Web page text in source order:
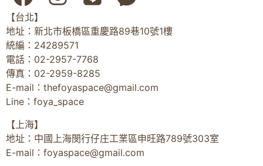
【台北】
地址：新北市板橋區重慶路89巷10號1樓
統編：24289571
電話：02-2957-7768
傳真：02-2959-8285
E-mail： thefoyaspace@gmail.com
Line：foya_space
【上海】
地址：中國上海閔行仔庄工業區申旺路789號303室
E-mail： foyaspace@gmail.com